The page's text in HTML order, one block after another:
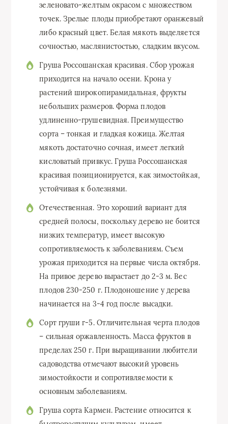
зеленовато-желтым окрасом с множеством
точек. Зрелые плоды приобретают оранжевый
либо красный цвет. Белая мякоть выделяется
сочностью, маслянистостью, сладким вкусом.
Груша Россошанская красивая. Сбор урожая
приходится на начало осени. Крона у
растений широкопирамидальная, фрукты
небольших размеров. Форма плодов
удлиненно-грушевидная. Преимущество
сорта – тонкая и гладкая кожица. Желтая
мякоть достаточно сочная, имеет легкий
кисловатый привкус. Груша Россошанская
красивая позиционируется, как зимостойкая,
устойчивая к болезнями.
Отечественная. Это хороший вариант для
средней полосы, поскольку дерево не боится
низких температур, имеет высокую
сопротивляемость к заболеваниям. Съем
урожая приходится на первые числа октября.
На привое дерево вырастает до 2-3 м. Вес
плодов 230-250 г. Плодоношение у дерева
начинается на 3-4 год после высадки.
Сорт груши г-5. Отличительная черта плодов
– сильная оржавленность. Масса фруктов в
пределах 250 г. При выращивании любители
садоводства отмечают высокий уровень
зимостойкости и сопротивляемости к
основным заболеваниям.
Груша сорта Кармен. Растение относится к